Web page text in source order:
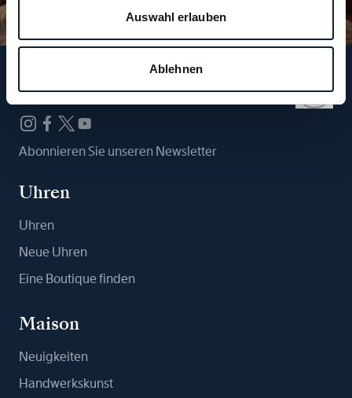
Auswahl erlauben
Ablehnen
Folgen Sie uns
Abonnieren Sie unseren Newsletter
Uhren
Uhren
Neue Uhren
Eine Boutique finden
Maison
Neuigkeiten
Handwerkskunst